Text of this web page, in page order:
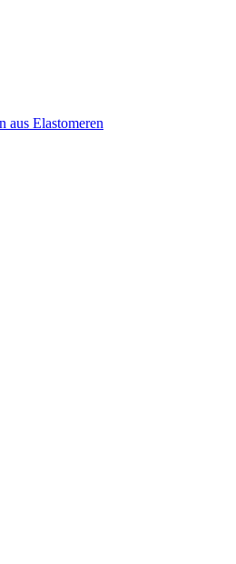
aus Elastomeren